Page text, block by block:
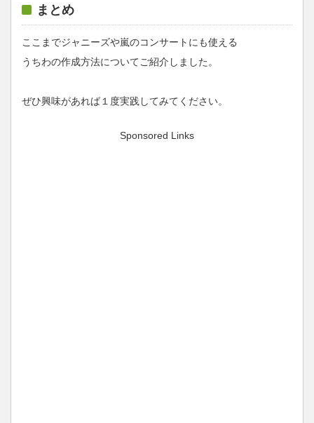
まとめ
ここまでジャニーズや嵐のコンサートにも使える
うちわの作成方法についてご紹介しました。
ぜひ興味があれば１度実践してみてください。
Sponsored Links